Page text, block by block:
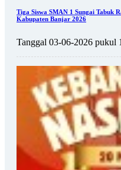
Tiga Siswa SMAN 1 Sungai Tabuk
Kabupaten Banjar 2026
Tanggal 03-06-2026 pukul